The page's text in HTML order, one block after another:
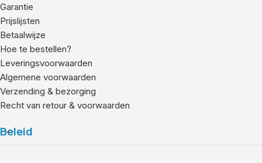
Garantie
Prijslijsten
Betaalwijze
Hoe te bestellen?
Leveringsvoorwaarden
Algemene voorwaarden
Verzending & bezorging
Recht van retour & voorwaarden
Beleid